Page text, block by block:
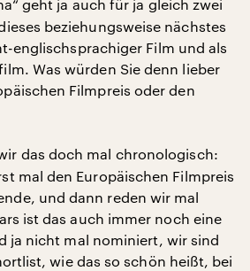
geht ja auch für ja gleich zwei
beziehungsweise nächstes
englischsprachiger Film und als
Was würden Sie denn lieber
Filmpreis oder den
das doch mal chronologisch:
mal den Europäischen Filmpreis
und dann reden wir mal
ist das auch immer noch eine
ja nicht mal nominiert, wir sind
wie das so schön heißt, bei